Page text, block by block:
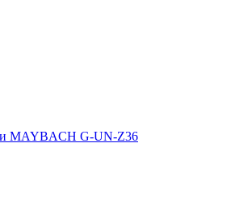
MAYBACH G-UN-Z36